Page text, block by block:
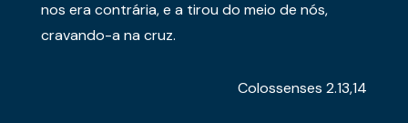
nos era contrária, e a tirou do meio de nós,
cravando-a na cruz.
Colossenses 2.13,14